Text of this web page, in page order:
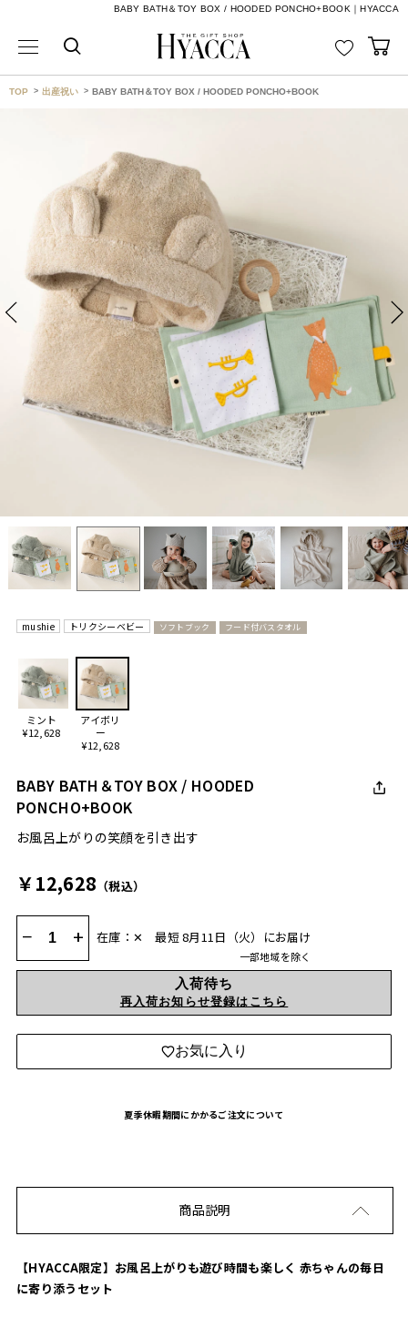
BABY BATH＆TOY BOX / HOODED PONCHO+BOOK｜HYACCA
TOP 出産祝い BABY BATH＆TOY BOX / HOODED PONCHO+BOOK
mushie トリクシーベビー ソフトブック フード付バスタオル
ミント
¥12,628
アイボリ
ー
¥12,628
BABY BATH＆TOY BOX / HOODED
PONCHO+BOOK
お風呂上がりの笑顔を引き出す
￥12,628 （税込）
− + 在庫：✕ 最短 8月11日（火）にお届け
一部地域を除く
入荷待ち
再入荷お知らせ登録はこちら
お気に入り
夏季休暇期間にかかるご注文について
商品説明
【HYACCA限定】お風呂上がりも遊び時間も楽しく 赤ちゃんの毎日
に寄り添うセット